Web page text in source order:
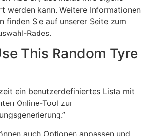
werden kann. Weitere Informationen
finden Sie auf unserer Seite zum
Rades.
This Random Tyre
ein benutzerdefiniertes Lista mit
Online-Tool zur
auch Optionen anpassen und